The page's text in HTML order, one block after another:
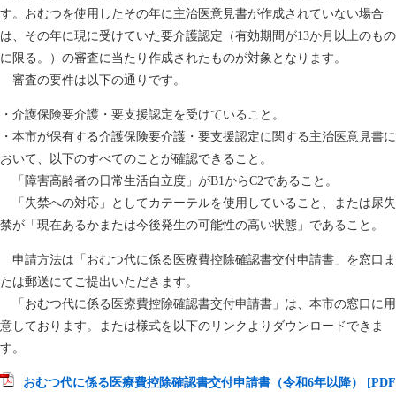
す。おむつを使用したその年に主治医意見書が作成されていない場合
は、その年に現に受けていた要介護認定（有効期間が13か月以上のもの
に限る。）の審査に当たり作成されたものが対象となります。
審査の要件は以下の通りです。
・介護保険要介護・要支援認定を受けていること。
・本市が保有する介護保険要介護・要支援認定に関する主治医意見書に
おいて、以下のすべてのことが確認できること。
「障害高齢者の日常生活自立度」がB1からC2であること。
「失禁への対応」としてカテーテルを使用していること、または尿失
禁が「現在あるかまたは今後発生の可能性の高い状態」であること。
申請方法は「おむつ代に係る医療費控除確認書交付申請書」を窓口ま
たは郵送にてご提出いただきます。
「おむつ代に係る医療費控除確認書交付申請書」は、本市の窓口に用
意しております。または様式を以下のリンクよりダウンロードできま
す。
おむつ代に係る医療費控除確認書交付申請書（令和6年以降） [PDF